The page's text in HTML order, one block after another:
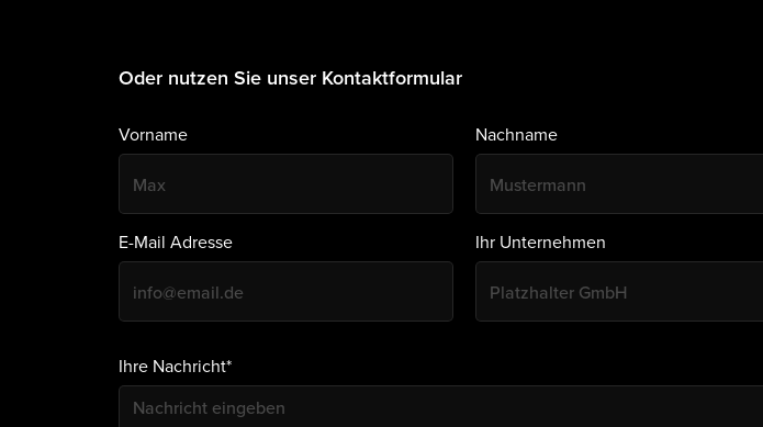
Oder nutzen Sie unser Kontaktformular
Vorname Nachname
E-Mail Adresse Ihr Unternehmen
Ihre Nachricht*